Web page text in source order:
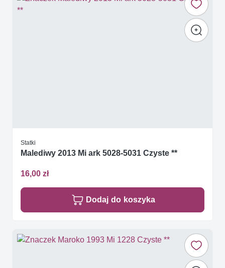
Statki
Malediwy 2013 Mi ark 5028-5031 Czyste **
16,00 zł
Dodaj do koszyka